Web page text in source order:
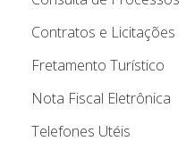
Contratos e Licitações
Fretamento Turístico
Nota Fiscal Eletrônica
Telefones Utéis